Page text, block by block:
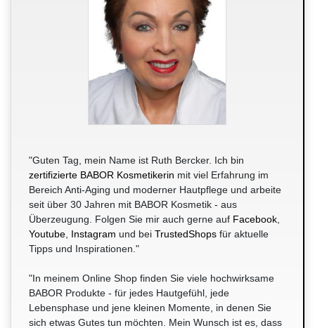
"Guten Tag, mein Name ist Ruth Bercker. Ich bin
zertifizierte BABOR Kosmetikerin mit viel Erfahrung im
Bereich Anti-Aging und moderner Hautpflege und arbeite
seit über 30 Jahren mit BABOR Kosmetik - aus
Überzeugung. Folgen Sie mir auch gerne auf Facebook
Youtube Instagram und bei TrustedShops für aktuelle
Tipps und Inspirationen."
"In meinem Online Shop finden Sie viele hochwirksame
BABOR Produkte - für jedes Hautgefühl, jede
Lebensphase und jene kleinen Momente, in denen Sie
sich etwas Gutes tun möchten. Mein Wunsch ist es, dass